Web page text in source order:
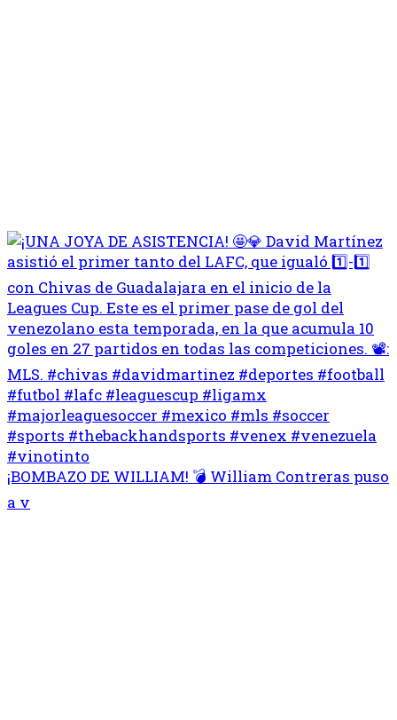
¡BOMBAZO DE WILLIAM! 💣 William Contreras puso
a v